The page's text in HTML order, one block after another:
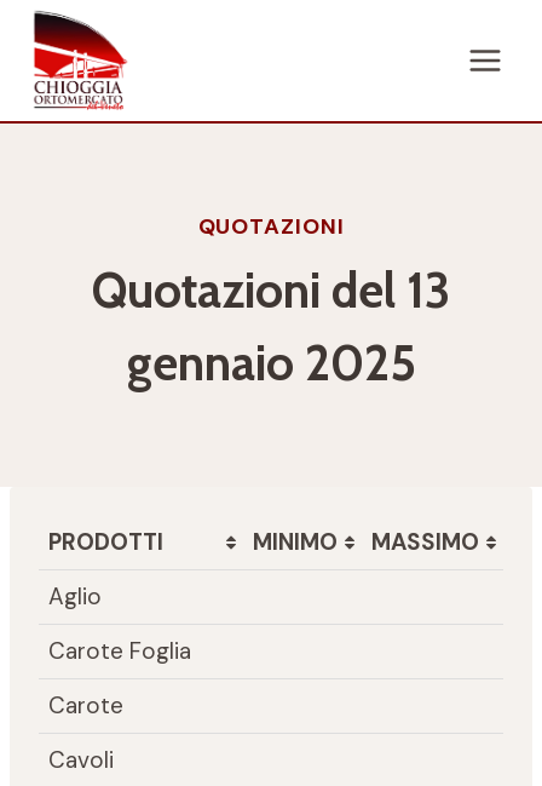
Salta
contenuto
QUOTAZIONI
Quotazioni del 13
gennaio 2025
PRODOTTI MINIMO
MASSIMO
Aglio
Carote Foglia
Carote
Cavoli